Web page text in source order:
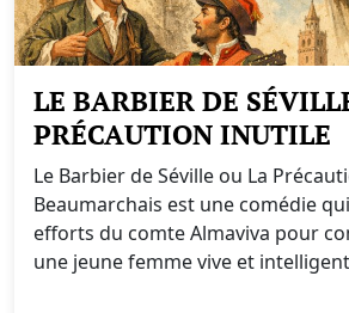
LE BARBIER DE
PRÉCAUTION INUTILE
Le Barbier de Séville ou La
Beaumarchais est une comédie
efforts du comte Almaviva pour
une jeune femme vive et